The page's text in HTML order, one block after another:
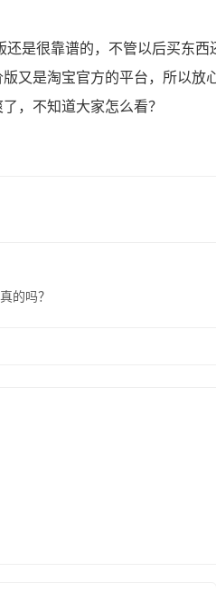
是很靠谱的，不管以后买东西
又是淘宝官方的平台，所以
，不知道大家怎么看？
的吗？